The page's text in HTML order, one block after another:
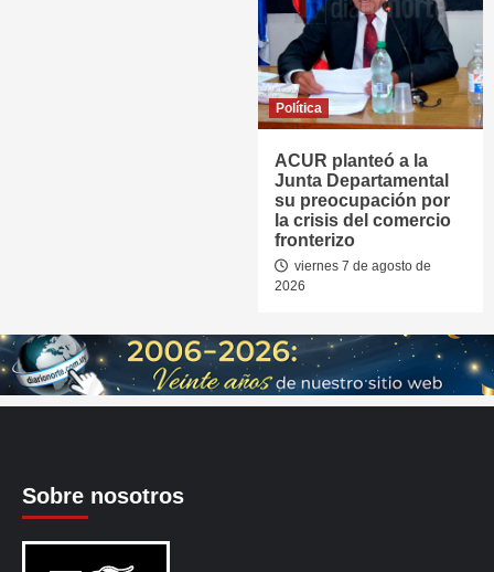
Política
ACUR planteó a la
Junta Departamental
su preocupación por
la crisis del comercio
fronterizo
viernes 7 de agosto de
2026
Sobre nosotros